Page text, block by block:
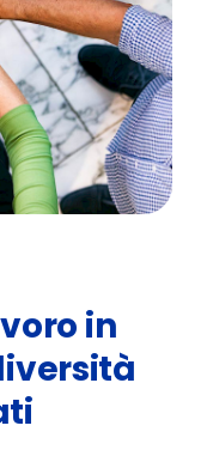
in